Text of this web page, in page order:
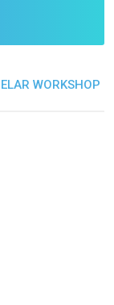
WORKSHOP